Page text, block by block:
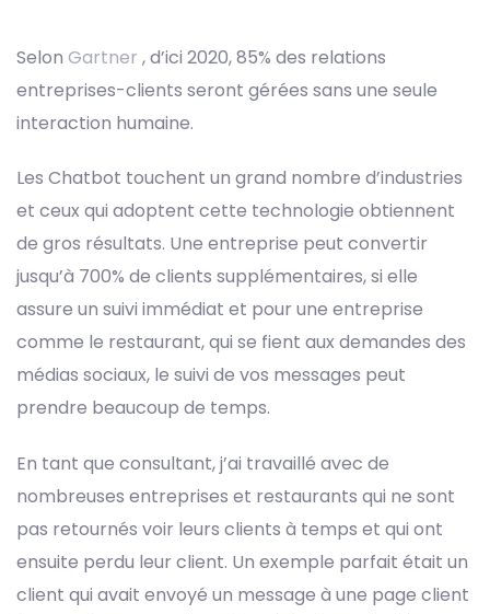
Selon Gartner , d’ici 2020, 85% des relations
entreprises-clients seront gérées sans une seule
interaction humaine.
Les Chatbot touchent un grand nombre d’industries
et ceux qui adoptent cette technologie obtiennent
de gros résultats. Une entreprise peut convertir
jusqu’à 700% de clients supplémentaires, si elle
assure un suivi immédiat et pour une entreprise
comme le restaurant, qui se fient aux demandes des
médias sociaux, le suivi de vos messages peut
prendre beaucoup de temps.
En tant que consultant, j’ai travaillé avec de
nombreuses entreprises et restaurants qui ne sont
pas retournés voir leurs clients à temps et qui ont
ensuite perdu leur client. Un exemple parfait était un
client qui avait envoyé un message à une page client
navigation